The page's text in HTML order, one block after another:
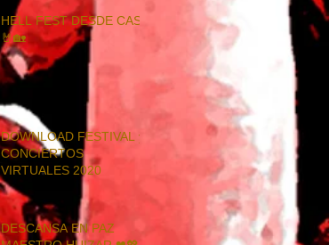
HELL FEST DESDE CASA
🤘🏡
DOWNLOAD FESTIVAL y
CONCIERTOS
VIRTUALES 2020
DESCANSA EN PAZ